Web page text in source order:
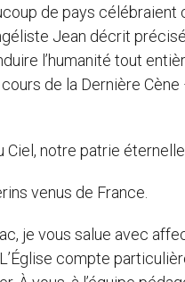
de pays célébraient
Jean décrit
l’humanité tout
de la Dernière Cène
notre patrie
venus de France.
je vous salue avec
compte